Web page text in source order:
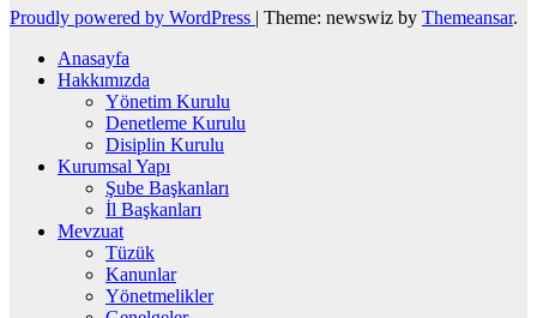
Proudly powered by WordPress | Theme: newswiz by Themeansar.
Anasayfa
Hakkımızda
Yönetim Kurulu
Denetleme Kurulu
Disiplin Kurulu
Kurumsal Yapı
Şube Başkanları
İl Başkanları
Mevzuat
Tüzük
Kanunlar
Yönetmelikler